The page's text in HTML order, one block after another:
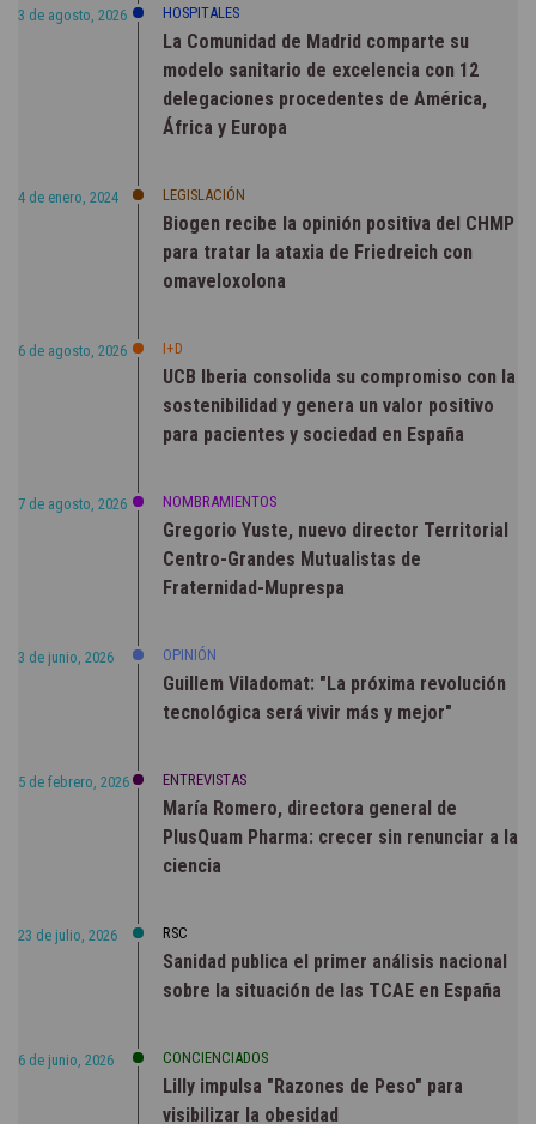
3 de agosto, 2026 HOSPITALES
La Comunidad de Madrid comparte su
modelo sanitario de excelencia con 12
delegaciones procedentes de América,
África y Europa
4 de enero, 2024 LEGISLACIÓN
Biogen recibe la opinión positiva del CHMP
para tratar la ataxia de Friedreich con
omaveloxolona
6 de agosto, 2026 I+D
UCB Iberia consolida su compromiso con la
sostenibilidad y genera un valor positivo
para pacientes y sociedad en España
7 de agosto, 2026 NOMBRAMIENTOS
Gregorio Yuste, nuevo director Territorial
Centro-Grandes Mutualistas de
Fraternidad-Muprespa
3 de junio, 2026 OPINIÓN
Guillem Viladomat: "La próxima revolución
tecnológica será vivir más y mejor"
5 de febrero, 2026 ENTREVISTAS
María Romero, directora general de
PlusQuam Pharma: crecer sin renunciar a la
ciencia
23 de julio, 2026 RSC
Sanidad publica el primer análisis nacional
sobre la situación de las TCAE en España
6 de junio, 2026 CONCIENCIADOS
Lilly impulsa "Razones de Peso" para
visibilizar la obesidad